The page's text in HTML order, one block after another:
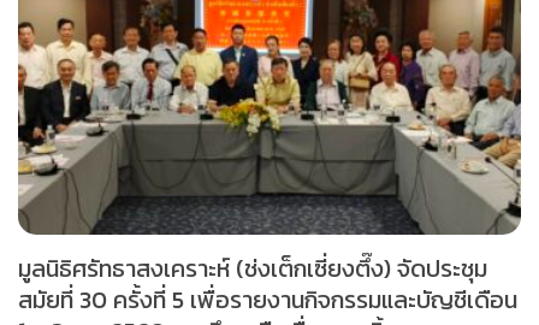
มูลนิธิศรัทธาสงเคราะห์ (ช่งเต็กเซี่ยงตึ๊ง) จัดประชุม
สมัยที่ 30 ครั้งที่ 5 เพื่อรายงานกิจกรรมและบัญชีเดือน